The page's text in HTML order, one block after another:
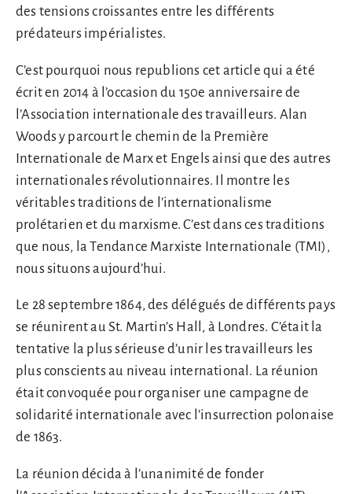
des tensions croissantes entre les différents
prédateurs impérialistes.
C’est pourquoi nous republions cet article qui a été
écrit en 2014 à l’occasion du 150e anniversaire de
l’Association internationale des travailleurs. Alan
Woods y parcourt le chemin de la Première
Internationale de Marx et Engels ainsi que des autres
internationales révolutionnaires. Il montre les
véritables traditions de l’internationalisme
prolétarien et du marxisme. C’est dans ces traditions
que nous, la Tendance Marxiste Internationale (TMI),
nous situons aujourd’hui.
Le 28 septembre 1864, des délégués de différents pays
se réunirent au St. Martin’s Hall, à Londres. C’était la
tentative la plus sérieuse d’unir les travailleurs les
plus conscients au niveau international. La réunion
était convoquée pour organiser une campagne de
solidarité internationale avec l’insurrection polonaise
de 1863.
La réunion décida à l’unanimité de fonder